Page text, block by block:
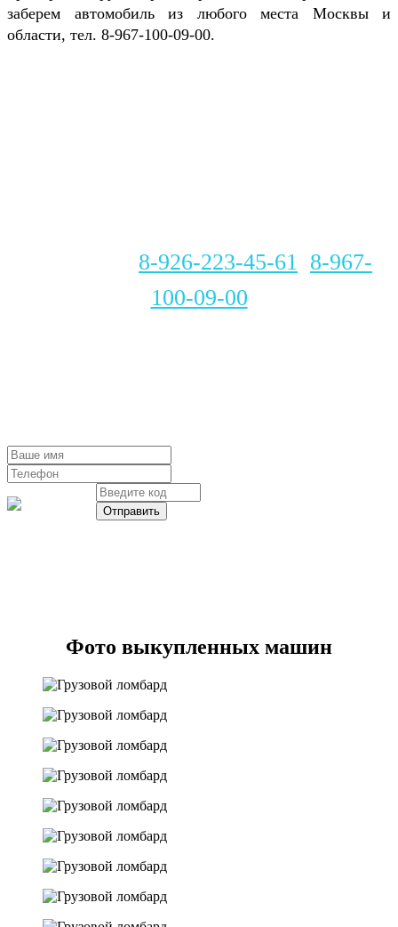
заберем автомобиль из любого места Москвы и
области, тел. 8-967-100-09-00.
8-926-223-45-61
8-967-
100-09-00
Фото выкупленных машин